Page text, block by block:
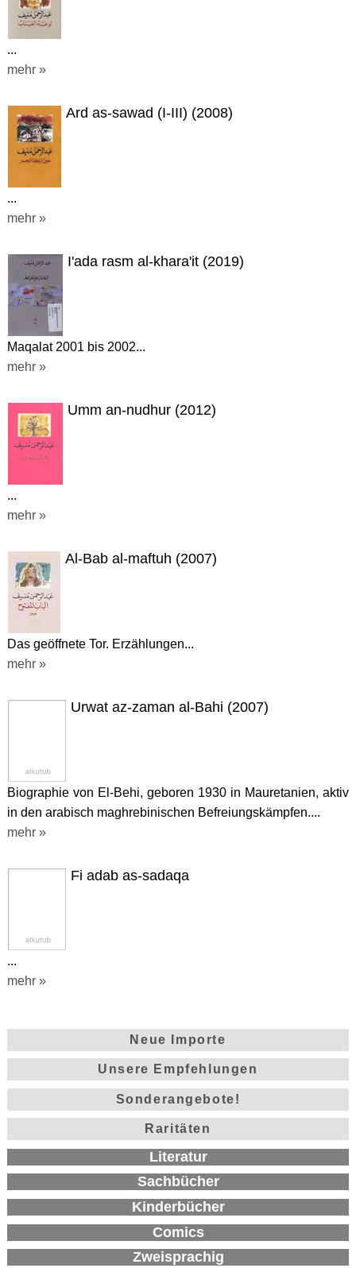
...
mehr »
Ard as-sawad (I-III) (2008)
...
mehr »
I'ada rasm al-khara'it (2019)
Maqalat 2001 bis 2002...
mehr »
Umm an-nudhur (2012)
...
mehr »
Al-Bab al-maftuh (2007)
Das geöffnete Tor. Erzählungen...
mehr »
Urwat az-zaman al-Bahi (2007)
Biographie von El-Behi, geboren 1930 in Mauretanien, aktiv
in den arabisch maghrebinischen Befreiungskämpfen....
mehr »
Fi adab as-sadaqa
...
mehr »
Neue Importe
Unsere Empfehlungen
Sonderangebote!
Raritäten
Literatur
Sachbücher
Kinderbücher
Comics
Zweisprachig